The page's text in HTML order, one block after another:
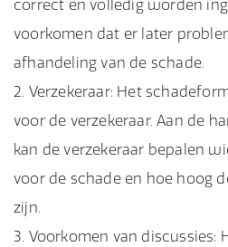
correct en volledig worden
voorkomen dat er later
afhandeling van de schade.
Verzekeraar: Het
voor de verzekeraar. Aan de
kan de verzekeraar bepalen
voor de schade en hoe hoog
zijn.
Voorkomen van discussies: